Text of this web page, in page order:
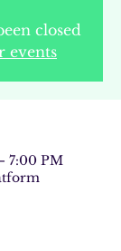
closed
events
7:00 PM